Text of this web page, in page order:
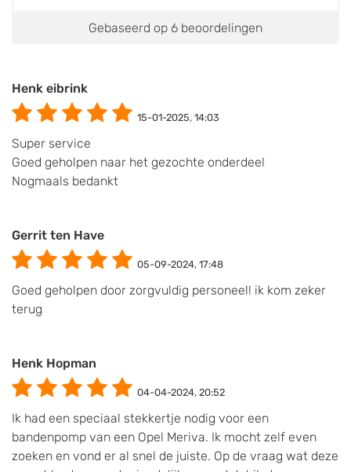
Gebaseerd op 6 beoordelingen
Henk eibrink
15-01-2025, 14:03
Super service
Goed geholpen naar het gezochte onderdeel
Nogmaals bedankt
Gerrit ten Have
05-09-2024, 17:48
Goed geholpen door zorgvuldig personeel! ik kom zeker
terug
Henk Hopman
04-04-2024, 20:52
Ik had een speciaal stekkertje nodig voor een
bandenpomp van een Opel Meriva. Ik mocht zelf even
zoeken en vond er al snel de juiste. Op de vraag wat deze